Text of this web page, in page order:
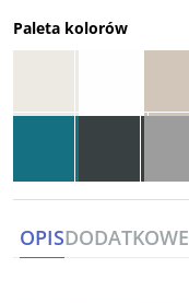
Paleta kolorów
OPISDODATKOWE